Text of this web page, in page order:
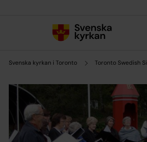
Svenska kyrkan i Toronto Toronto Swedish